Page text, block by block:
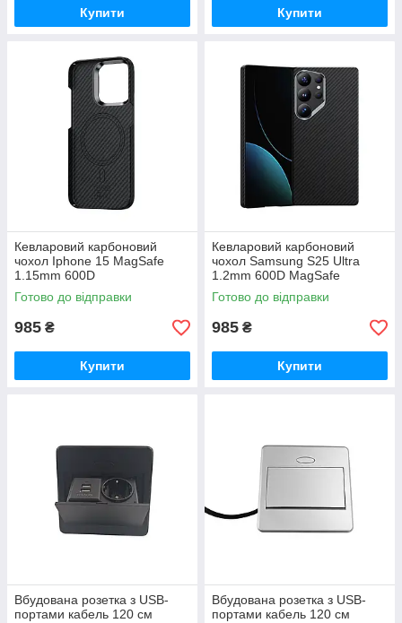
Купити Купити
Кевларовий карбоновий
чохол Iphone 15 MagSafe
1.15mm 600D
Готово до відправки
985 ₴
Купити
Кевларовий карбоновий
чохол Samsung S25 Ultra
1.2mm 600D MagSafe
Готово до відправки
985 ₴
Купити
Вбудована розетка з USB-
портами кабель 120 см
Вбудована розетка з USB-
портами кабель 120 см